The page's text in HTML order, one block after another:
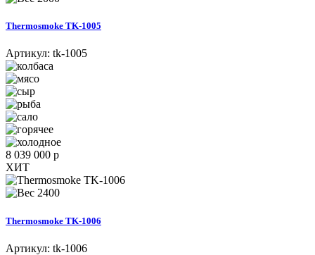
Thermosmoke TK-1005
Артикул: tk-1005
8 039 000 р
ХИТ
2400
Thermosmoke TK-1006
Артикул: tk-1006